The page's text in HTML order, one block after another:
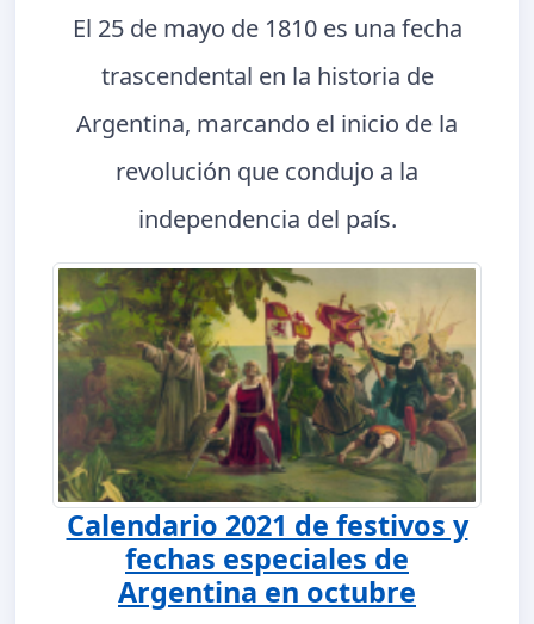
El 25 de mayo de 1810 es una fecha
trascendental en la historia de
Argentina, marcando el inicio de la
revolución que condujo a la
independencia del país.
Calendario 2021 de festivos y
fechas especiales de
Argentina en octubre